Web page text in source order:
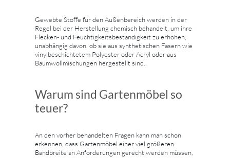
Gewebte Stoffe für den Außenbereich werden in der
Regel bei der Herstellung chemisch behandelt, um ihre
Flecken- und Feuchtigkeitsbeständigkeit zu erhöhen,
unabhängig davon, ob sie aus synthetischen Fasern wie
vinylbeschichtetem Polyester oder Acryl oder aus
Baumwollmischungen hergestellt sind.
Warum sind Gartenmöbel so
teuer?
An den vorher behandelten Fragen kann man schon
erkennen, dass Gartenmöbel einer viel größeren
Bandbreite an Anforderungen gerecht werden müssen,